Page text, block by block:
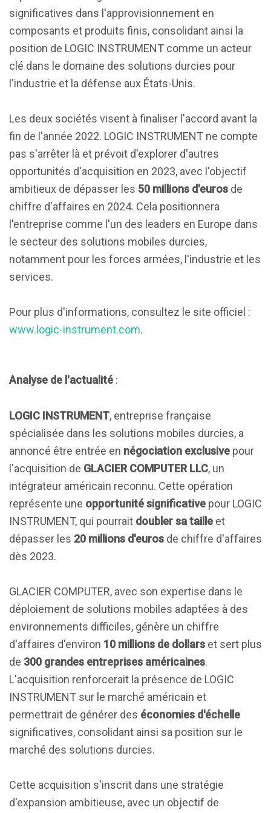
significatives dans l'approvisionnement en
composants et produits finis, consolidant ainsi la
position de LOGIC INSTRUMENT comme un acteur
clé dans le domaine des solutions durcies pour
l'industrie et la défense aux États-Unis.
Les deux sociétés visent à finaliser l'accord avant la
fin de l'année 2022. LOGIC INSTRUMENT ne compte
pas s'arrêter là et prévoit d'explorer d'autres
opportunités d'acquisition en 2023, avec l'objectif
ambitieux de dépasser les 50 millions d'euros de
chiffre d'affaires en 2024. Cela positionnera
l'entreprise comme l'un des leaders en Europe dans
le secteur des solutions mobiles durcies,
notamment pour les forces armées, l'industrie et les
services.
Pour plus d'informations, consultez le site officiel :
www.logic-instrument.com.
Analyse de l'actualité :
LOGIC INSTRUMENT, entreprise française
spécialisée dans les solutions mobiles durcies, a
annoncé être entrée en négociation exclusive pour
l'acquisition de GLACIER COMPUTER LLC, un
intégrateur américain reconnu. Cette opération
représente une opportunité significative pour LOGIC
INSTRUMENT, qui pourrait doubler sa taille et
dépasser les 20 millions d'euros de chiffre d'affaires
dès 2023.
GLACIER COMPUTER, avec son expertise dans le
déploiement de solutions mobiles adaptées à des
environnements difficiles, génère un chiffre
d'affaires d'environ 10 millions de dollars et sert plus
de 300 grandes entreprises américaines.
L'acquisition renforcerait la présence de LOGIC
INSTRUMENT sur le marché américain et
permettrait de générer des économies d'échelle
significatives, consolidant ainsi sa position sur le
marché des solutions durcies.
Cette acquisition s'inscrit dans une stratégie
d'expansion ambitieuse, avec un objectif de